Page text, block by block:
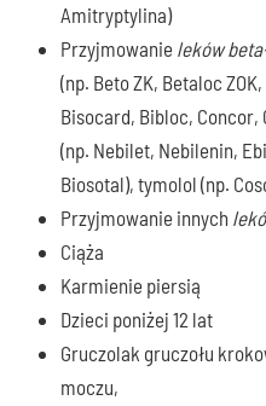
Amitryptylina)
Przyjmowanie leków
(np. Beto ZK, Betaloc
Bisocard, Bibloc,
(np. Nebilet, Nebilenin,
Biosotal), tymolol (np.
Przyjmowanie innych
Ciąża
Karmienie piersią
Dzieci poniżej 12 lat
Gruczolak gruczołu
moczu,